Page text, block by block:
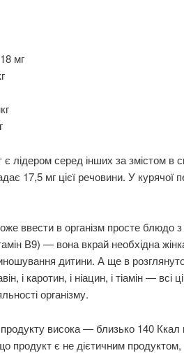
мг
є лідером серед інших за змістом в
17,5 мг цієї речовини. У курячої
ввести в організм просте блюдо
В9) — вона вкрай необхідна
дитини. А ще в
і каротин, і ніацин, і тіамін — всі
організму.
продукту висока — близько 140 Ккал
продукт є не дієтичним